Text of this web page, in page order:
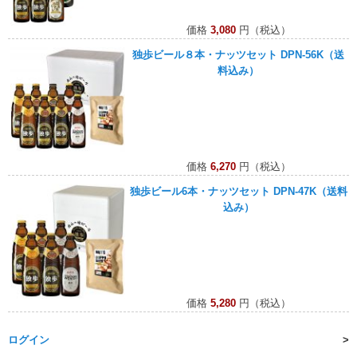
価格 3,080円（税込）
独歩ビール８本・ナッツセット DPN-56K（送
料込み）
価格 6,270円（税込）
独歩ビール6本・ナッツセット DPN-47K（送料
込み）
価格 5,280円（税込）
ログイン